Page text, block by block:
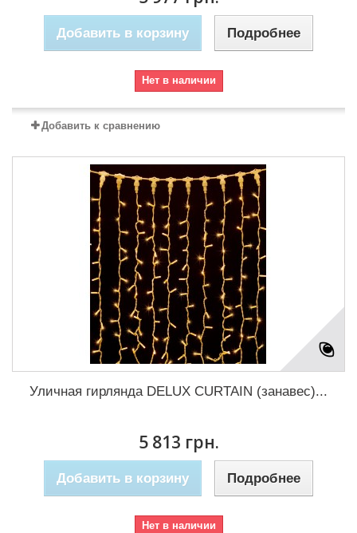
Добавить в корзину Подробнее
Нет в наличии
Добавить к сравнению
Уличная гирлянда DELUX CURTAIN (занавес)...
5 813 грн.
Добавить в корзину Подробнее
Нет в наличии